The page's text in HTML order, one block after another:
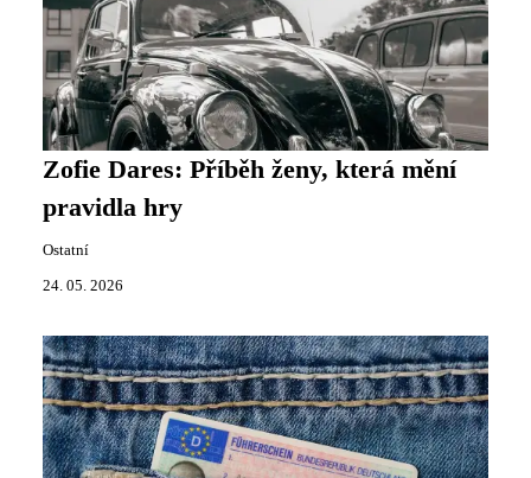
Zofie Dares: Příběh ženy, která mění
pravidla hry
Ostatní
24. 05. 2026